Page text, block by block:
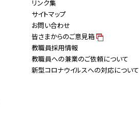
リンク集
サイトマップ
お問い合わせ
皆さまからのご意見箱
教職員採用情報
教職員への兼業のご依頼について
新型コロナウイルスへの対応について